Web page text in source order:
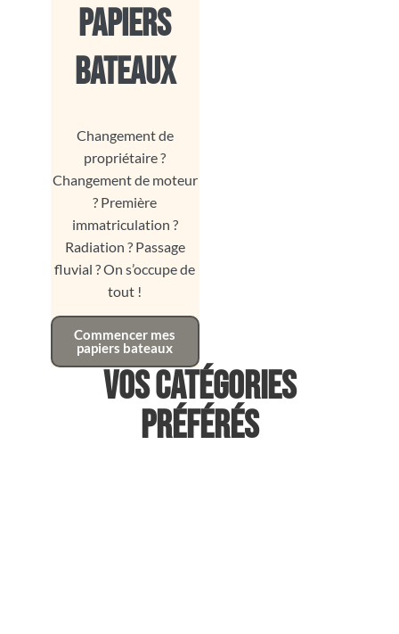
PAPIERS
BATEAUX
Changement de
propriétaire ?
Changement de moteur
? Première
immatriculation ?
Radiation ? Passage
fluvial ? On s’occupe de
tout !
Commencer mes
papiers bateaux
Vos catégories
préférés